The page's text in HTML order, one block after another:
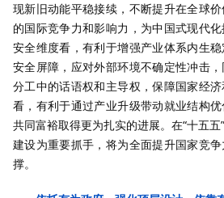
现新旧动能平稳接续，不断提升在全球
的国际竞争力和影响力，为中国式现代
安全维度看，有利于增强产业体系内生
安全屏障，应对外部环境不确定性冲击
分工中的话语权和主导权，保障国家经
看，有利于通过产业升级带动就业结构
共同富裕取得更为扎实的进展。在“十五
建设为重要抓手，将为全面提升国家竞
撑。